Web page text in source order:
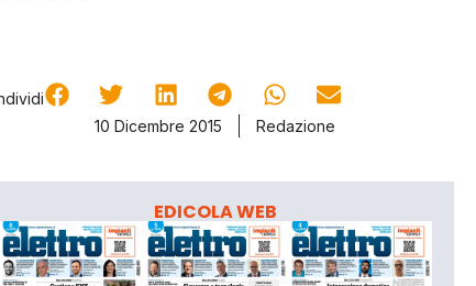
10 Dicembre 2015
Redazione
EDICOLA WEB